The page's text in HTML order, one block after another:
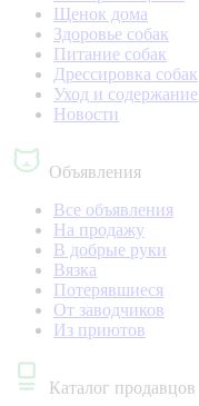
Щенок дома
Здоровье собак
Питание собак
Дрессировка собак
Уход и содержание
Новости
Объявления
Все объявления
На продажу
В добрые руки
Вязка
Потерявшиеся
От заводчиков
Из приютов
Каталог продавцов